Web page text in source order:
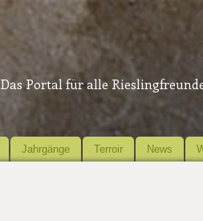
Das Portal für alle
Jahrgänge Terroir News